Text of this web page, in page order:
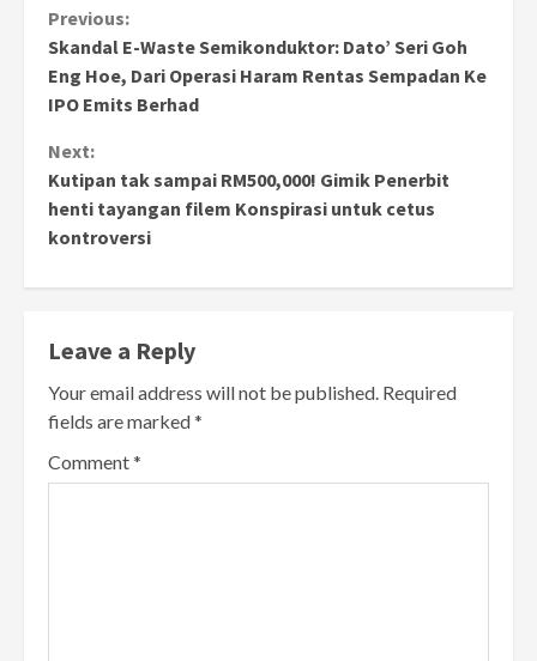
Continue
Reading
Previous:
Skandal E-Waste Semikonduktor: Dato’ Seri Goh
Eng Hoe, Dari Operasi Haram Rentas Sempadan Ke
IPO Emits Berhad
Next:
Kutipan tak sampai RM500,000! Gimik Penerbit
henti tayangan filem Konspirasi untuk cetus
kontroversi
Leave a Reply
Your email address will not be published. Required
fields are marked*
Comment*